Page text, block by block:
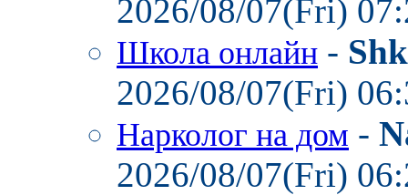
2026/08/07(Fri)
Школа онлайн -
2026/08/07(Fri)
Нарколог на дом -
2026/08/07(Fri)